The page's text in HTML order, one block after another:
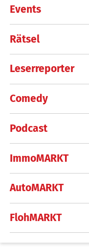
Events
Rätsel
Leserreporter
Comedy
Podcast
ImmoMARKT
AutoMARKT
FlohMARKT